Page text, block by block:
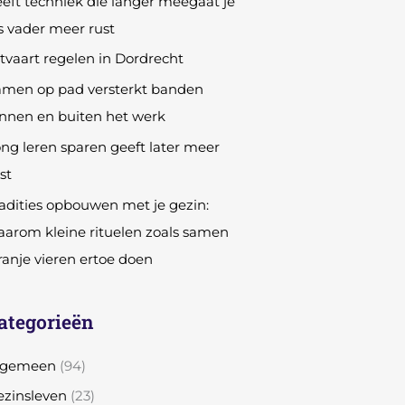
vader meer rust
regelen in Dordrecht
op pad versterkt banden
en buiten het werk
leren sparen geeft later meer
opbouwen met je gezin:
kleine rituelen zoals samen
vieren ertoe doen
(94)
(23)